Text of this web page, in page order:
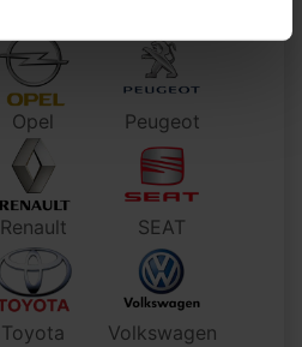
Opel Peugeot
Renault SEAT
Toyota Volkswagen